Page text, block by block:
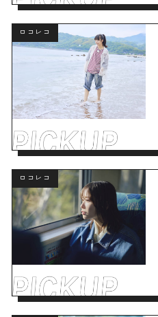
ロコレコ
ロコレコ